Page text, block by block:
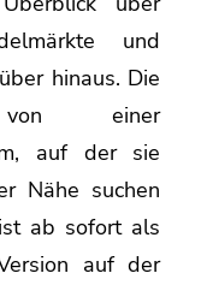
und
hinaus. Die
einer
auf der sie
Nähe suchen
ab sofort als
auf der